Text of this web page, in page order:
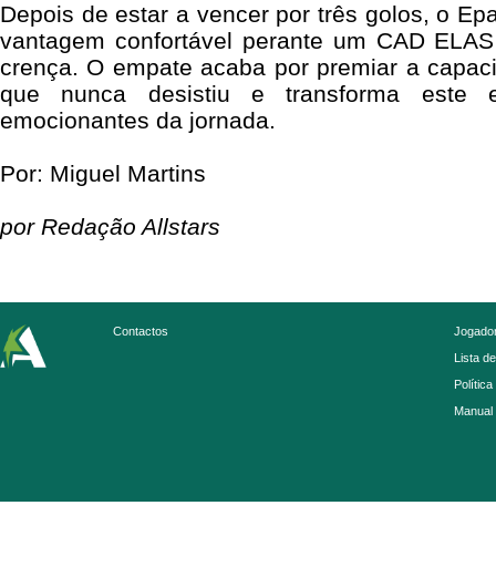
Depois de estar a vencer por três golos, o
vantagem confortável perante um CAD
crença. O empate acaba por premiar a
que nunca desistiu e transforma este
emocionantes da jornada.
Por: Miguel Martins
por Redação Allstars
Contactos
Lista
Política